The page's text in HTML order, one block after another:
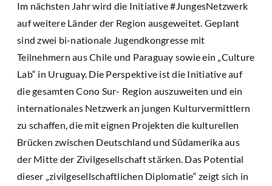
Im nächsten Jahr wird die Initiative #JungesNetzwerk
auf weitere Länder der Region ausgeweitet. Geplant
sind zwei bi-nationale Jugendkongresse mit
Teilnehmern aus Chile und Paraguay sowie ein „Culture
Lab“ in Uruguay. Die Perspektive ist die Initiative auf
die gesamten Cono Sur- Region auszuweiten und ein
internationales Netzwerk an jungen Kulturvermittlern
zu schaffen, die mit eignen Projekten die kulturellen
Brücken zwischen Deutschland und Südamerika aus
der Mitte der Zivilgesellschaft stärken. Das Potential
dieser „zivilgesellschaftlichen Diplomatie“ zeigt sich in